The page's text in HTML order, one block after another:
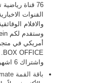
76 قناة
القنوات
والافلام
واشتراك 6 اشهر بقيمة 730 ريال
باقة القمة ALL Ultimate